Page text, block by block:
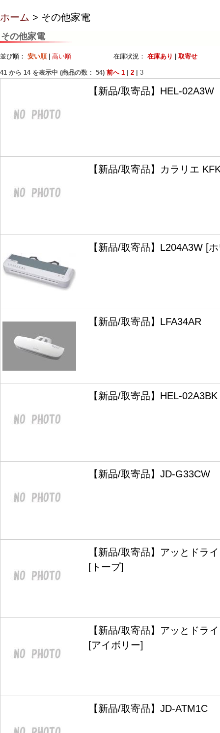
ホーム > その他家電
その他家電
並び順： 安い順| 高い順 在庫状況： 在庫あり 取寄せ
41 から 14を表示中 (商品の数： 54) 前へ 1 2 3
【新品/取寄品】HEL-02A3W
【新品/取寄品】カラリエ
【新品/取寄品】L204A3W [
【新品/取寄品】LFA34AR
【新品/取寄品】HEL-02A3BK
【新品/取寄品】JD-G33CW
【新品/取寄品】アッとドラ
[トープ]
【新品/取寄品】アッとドラ
[アイボリー]
【新品/取寄品】JD-ATM1C